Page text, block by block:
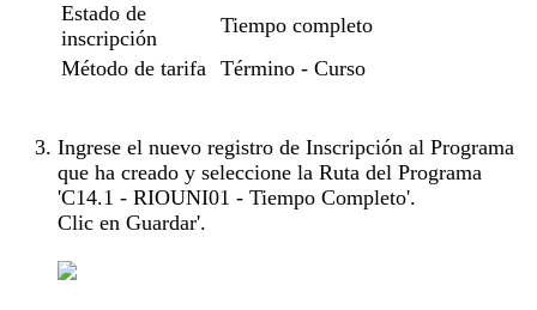
Estado de
inscripción
Tiempo completo
Método de tarifa Término - Curso
Ingrese el nuevo registro de Inscripción al Programa
que ha creado y seleccione la Ruta del Programa
'C14.1 - RIOUNI01 - Tiempo Completo'.
Clic en Guardar'.